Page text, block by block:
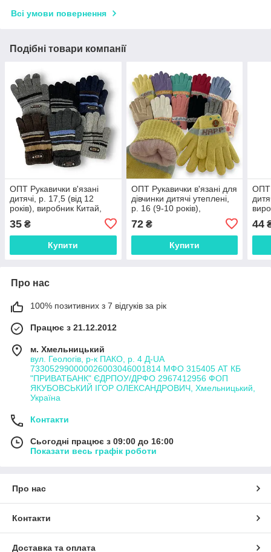
Всі умови повернення
Подібні товари компанії
ОПТ Рукавички в'язані
дитячі, р. 17,5 (від 12
років), виробник Китай,
35 ₴
Купити
ОПТ Рукавички в'язані для
дівчинки дитячі утеплені,
р. 16 (9-10 років),
виробник Китай, (12 шт./
набір)
72₴
Купити
ОПТ
44
Про нас
100% позитивних з 7 відгуків за рік
Працює з 21.12.2012
м. Хмельницький
вул. Геологів, р-к ПАКО, р. 4 Д-UA
733052990000026003046001814 МФО 315405 АТ КБ
"ПРИВАТБАНК" ЄДРПОУ/ДРФО 2967412956 ФОП
ЯКУБОВСЬКИЙ ІГОР ОЛЕКСАНДРОВИЧ, Хмельницький,
Україна
Контакти
Сьогодні працює з 09:00 до 16:00
Показати весь графік роботи
Про нас
Контакти
Доставка та оплата